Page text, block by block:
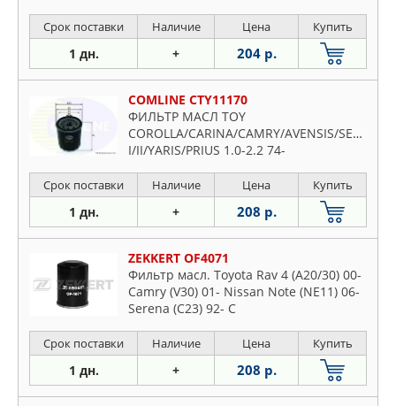
Срок поставки Наличие Цена Купить
1 дн. + 204 р.
COMLINE CTY11170
ФИЛЬТР МАСЛ TOY
COROLLA/CARINA/CAMRY/AVENSIS/SELISA/
I/II/YARIS/PRIUS 1.0-2.2 74-
Срок поставки Наличие Цена Купить
1 дн. + 208 р.
ZEKKERT OF4071
Фильтр масл. Toyota Rav 4 (A20/30) 00-
Camry (V30) 01- Nissan Note (NE11) 06-
Serena (C23) 92- C
Срок поставки Наличие Цена Купить
1 дн. + 208 р.